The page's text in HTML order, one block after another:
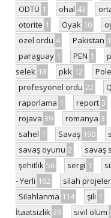
ODTÜ 1 ohal 43
otorite 1 Oyak 10
özel ordu 4 Pakistan
paraguay 1 PEN 1
selek 18 pkk 12
profesyonel ordu 22
raporlama 1 report 3
rojava 39 romanya 3
sahel 1 Savaş 190
savaş oyunu 2 savaş
şehitlik 56 sergi 1
- Yerli 162 silah
Silahlanma 114 şili 1
İtaatsizlik 29 sivil ölüm